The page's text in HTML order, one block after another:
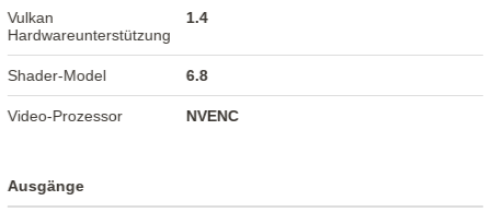
Vulkan
Hardwareunterstützung
1.4
Shader-Model 6.8
Video-Prozessor NVENC
Ausgänge